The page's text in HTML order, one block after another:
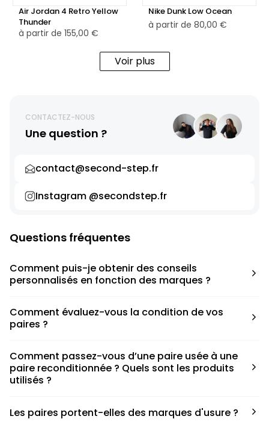
Air Jordan 4 Retro Yellow
Thunder
à partir de 155,00 €
Nike Dunk Low Ocean
à partir de 80,00 €
Voir plus
CONTACTEZ-NOUS
Une question ?
contact@second-step.fr
Instagram @secondstep.fr
Questions fréquentes
Comment puis-je obtenir des conseils
personnalisés en fonction des marques ?
pour déterminer la taille appropriée, que ce soit une taille
en dessous, au-dessus ou correspondant à votre taille
Comment évaluez-vous la condition de vos
paires ?
défauts spécifiques de chaque paire.
Comment passez-vous d’une paire usée à une
paire reconditionnée ? Quels sont les produits
utilisés ?
ont fait de cette passion leur métier afin de reconditionner
Les paires portent-elles des marques d'usure ?